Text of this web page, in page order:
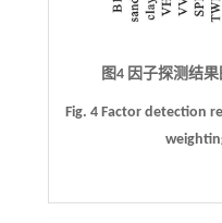
图4 因子探测结
Fig. 4 Factor detection